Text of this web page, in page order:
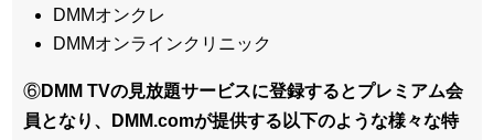
DMMオンクレ
DMMオンラインクリニック
⑥DMM TVの見放題サービスに登録するとプレミアム会
員となり、DMM.comが提供する以下のような様々な特